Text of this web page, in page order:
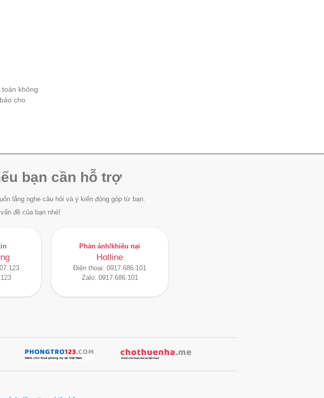
không
cho
bạn cần hỗ trợ
lắng nghe câu hỏi và ý kiến đóng góp từ bạn.
đề của bạn nhé!
Phản ánh/khiếu nại
Hotline
Điện thoại: 0917.686.101
Zalo: 0917.686.101